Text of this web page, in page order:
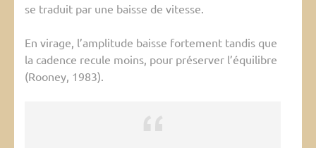
se traduit par une baisse de vitesse.
En virage, l’amplitude baisse fortement tandis que
la cadence recule moins, pour préserver l’équilibre
(Rooney, 1983).